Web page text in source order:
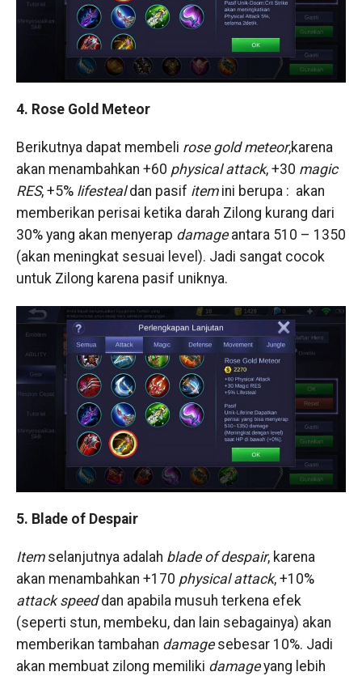
4. Rose Gold Meteor
Berikutnya dapat membeli rose gold meteor,karena
akan menambahkan +60 physical attack, +30 magic
RES, +5% lifestealdan pasif itemini berupa : akan
memberikan perisai ketika darah Zilong kurang dari
30% yang akan menyerap damageantara 510 – 1350
(akan meningkat sesuai level). Jadi sangat cocok
untuk Zilong karena pasif uniknya.
5. Blade of Despair
Itemselanjutnya adalah blade of despair, karena
akan menambahkan +170 physical attack, +10%
attack speeddan apabila musuh terkena efek
(seperti stun, membeku, dan lain sebagainya) akan
memberikan tambahan damagesebesar 10%. Jadi
akan membuat zilong memiliki damageyang lebih